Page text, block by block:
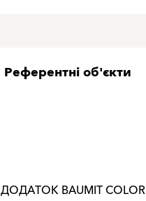
Референтні об'єкти
ДОДАТОК BAUMIT COLOR